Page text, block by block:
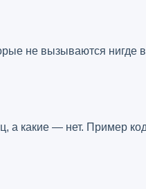
не вызываются нигде
а какие — нет. Пример